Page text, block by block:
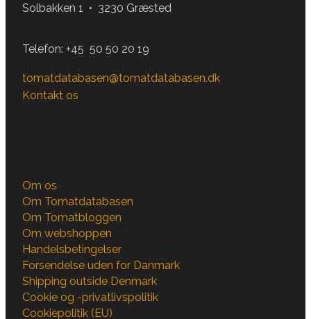
Solbakken 1 • 3230 Græsted
Telefon: +45 50 50 20 19
tomatdatabasen@tomatdatabasen.dk
Kontakt os
Om os
Om Tomatdatabasen
Om Tomatbloggen
Om webshoppen
Handelsbetingelser
Forsendelse uden for Danmark
Shipping outside Denmark
Cookie og -privatlivspolitik
Cookiepolitik (EU)